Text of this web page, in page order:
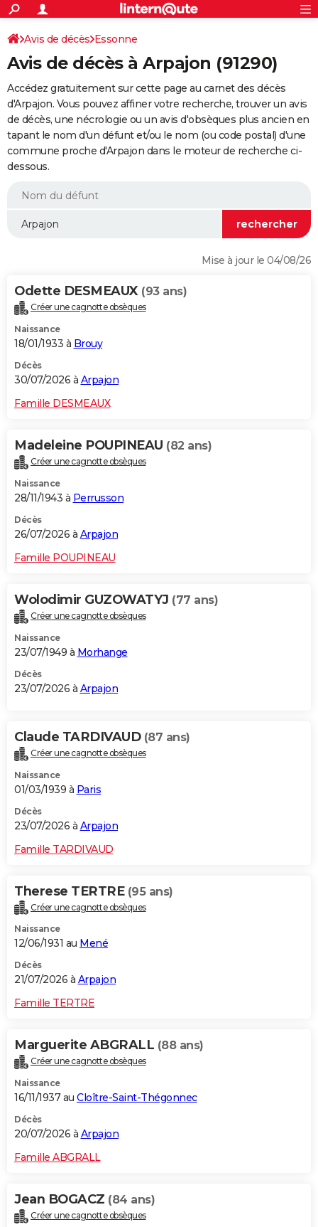
ACTUALITÉS
Politique
Société
Faits Divers
Education
Monde
Villes
+
SPORT
Coupe du monde 2026
Football
Tennis
Cyclisme
Rugby
Forum
Programme TV
TNT
Streaming
Cinéma
Sorties cinéma
Musique
+
FINANCE
Retraite
Epargne
Immobilier
Risques naturels par ville
Assurance
AUTO
Essais
Réserver un essai
Citadines
Berlines
SUV
Forum auto
+
HIGH-TECH
BRICOLAGE
WEEK-END
Alimentation
Guide de la santé
Maladies
Médicaments
Sommeil
VOYAGE
Destinations
City break
Voyage nature
Voyage de noces
Forum
Climat
+PHOTO
GUIDES D'ACHAT
Carte de Noël
Carte Bonne année
Carte Saint-Valentin
Carte Pâques
Carte d'anniversaire
DICTIONNAIRE
Dictionnaire
Biographies
Citations
Expressions
Proverbes
PROGRAMME TV
S'inscrire
Se connecter
Lycées
Collèges
Primaires
Universités
Entreprises
Service militaire
Avis de recherche
AVIS DE DÉCÈS
FORUM
Bricolage
Lifestyle
Culture
Television
Voyage
Avis de décès Essonne
Avis de décès à Arpajon (91290)
Accédez gratuitement sur cette page au carnet des décès
d'Arpajon. Vous pouvez affiner votre recherche, trouver un avis
de décès, une nécrologie ou un avis d'obsèques plus ancien en
tapant le nom d'un défunt et/ou le nom (ou code postal) d'une
commune proche d'Arpajon dans le moteur de recherche ci-
dessous.
Mise à jour le 04/08/26
Odette DESMEAUX (93 ans)
Créer une cagnotte obsèques
Naissance
18/01/1933 à Brouy
Décès
30/07/2026 à Arpajon
Famille DESMEAUX
Madeleine POUPINEAU (82 ans)
Créer une cagnotte obsèques
Naissance
28/11/1943 à Perrusson
Décès
26/07/2026 à Arpajon
Famille POUPINEAU
Wolodimir GUZOWATYJ (77 ans)
Créer une cagnotte obsèques
Naissance
23/07/1949 à Morhange
Décès
23/07/2026 à Arpajon
Claude TARDIVAUD (87 ans)
Créer une cagnotte obsèques
Naissance
01/03/1939 à Paris
Décès
23/07/2026 à Arpajon
Famille TARDIVAUD
Therese TERTRE (95 ans)
Créer une cagnotte obsèques
Naissance
12/06/1931 au Mené
Décès
21/07/2026 à Arpajon
Famille TERTRE
Marguerite ABGRALL (88 ans)
Créer une cagnotte obsèques
Naissance
16/11/1937 au Cloître-Saint-Thégonnec
Décès
20/07/2026 à Arpajon
Famille ABGRALL
Jean BOGACZ (84 ans)
Créer une cagnotte obsèques